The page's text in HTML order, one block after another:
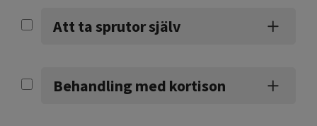
Att ta sprutor själv
Behandling med kortison